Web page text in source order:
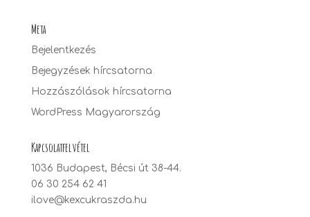
Meta
Bejelentkezés
Bejegyzések hírcsatorna
Hozzászólások hírcsatorna
WordPress Magyarország
Kapcsolatfelvétel
1036 Budapest, Bécsi út 38-44.
06 30 254 62 41
ilove@kexcukraszda.hu